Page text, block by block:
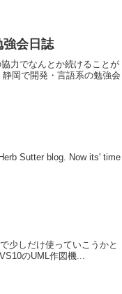
会日誌
力でなんとか続けることが
岡で開発・言語系の勉強会
Sutter blog. Now its' time
少しだけ使っていこうかと
のUML作図機...